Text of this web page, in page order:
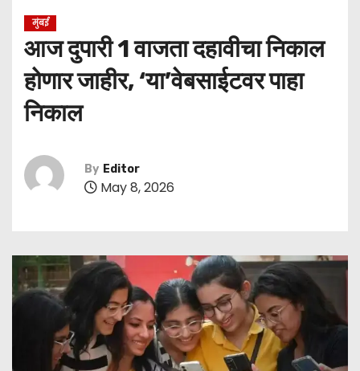
मुंबई
आज दुपारी 1 वाजता दहावीचा निकाल
होणार जाहीर, ‘या’वेबसाईटवर पाहा
निकाल
By Editor
May 8, 2026